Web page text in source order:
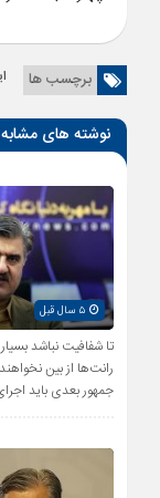
برچسب ها
نوشته های مشابه
۵ سال قبل
تا شفافیت نباشد
رانت‌ها از بین
جمهور بعدی باید